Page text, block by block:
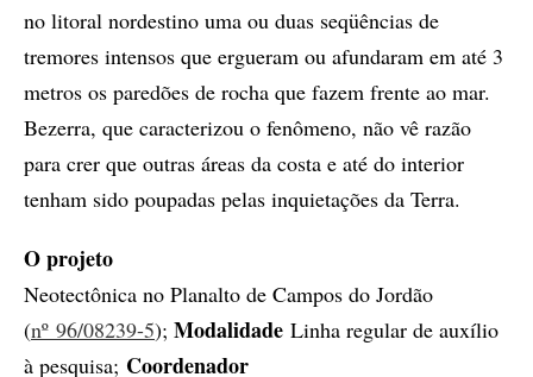
no litoral nordestino uma ou duas seqüências de
tremores intensos que ergueram ou afundaram em até 3
metros os paredões de rocha que fazem frente ao mar.
Bezerra, que caracterizou o fenômeno, não vê razão
para crer que outras áreas da costa e até do interior
tenham sido poupadas pelas inquietações da Terra.
O projeto
Neotectônica no Planalto de Campos do Jordão
(nº 96/08239-5); Modalidade Linha regular de auxílio
à pesquisa; Coordenador